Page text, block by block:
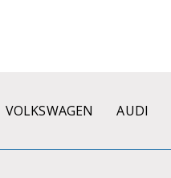
VOLKSWAGEN AUDI